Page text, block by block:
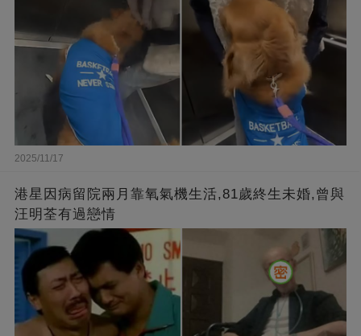
2025/11/17
港星因病留院兩月靠氧氣機生活,81歲終生未婚,曾與
汪明荃有過戀情